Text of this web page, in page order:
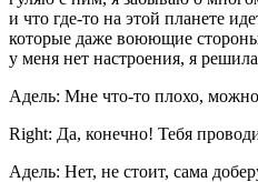
и что где-то на этой планете
которые даже воюющие
у меня нет настроения, я
Адель: Мне что-то плохо,
Right: Да, конечно! Тебя
Адель: Нет, не стоит, сама